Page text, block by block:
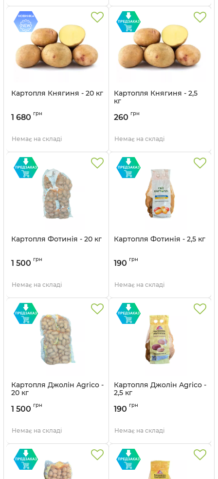
Картопля Княгиня - 20 кг
1 680 грн
Немає на складі
Картопля Княгиня - 2,5
кг
260 грн
Немає на складі
Картопля Фотинія - 20 кг
1 500 грн
Немає на складі
Картопля Фотинія - 2,5 кг
190 грн
Немає на складі
Картопля Джолін Agrico -
20 кг
1 500 грн
Немає на складі
Картопля Джолін Agrico -
2,5 кг
190 грн
Немає на складі